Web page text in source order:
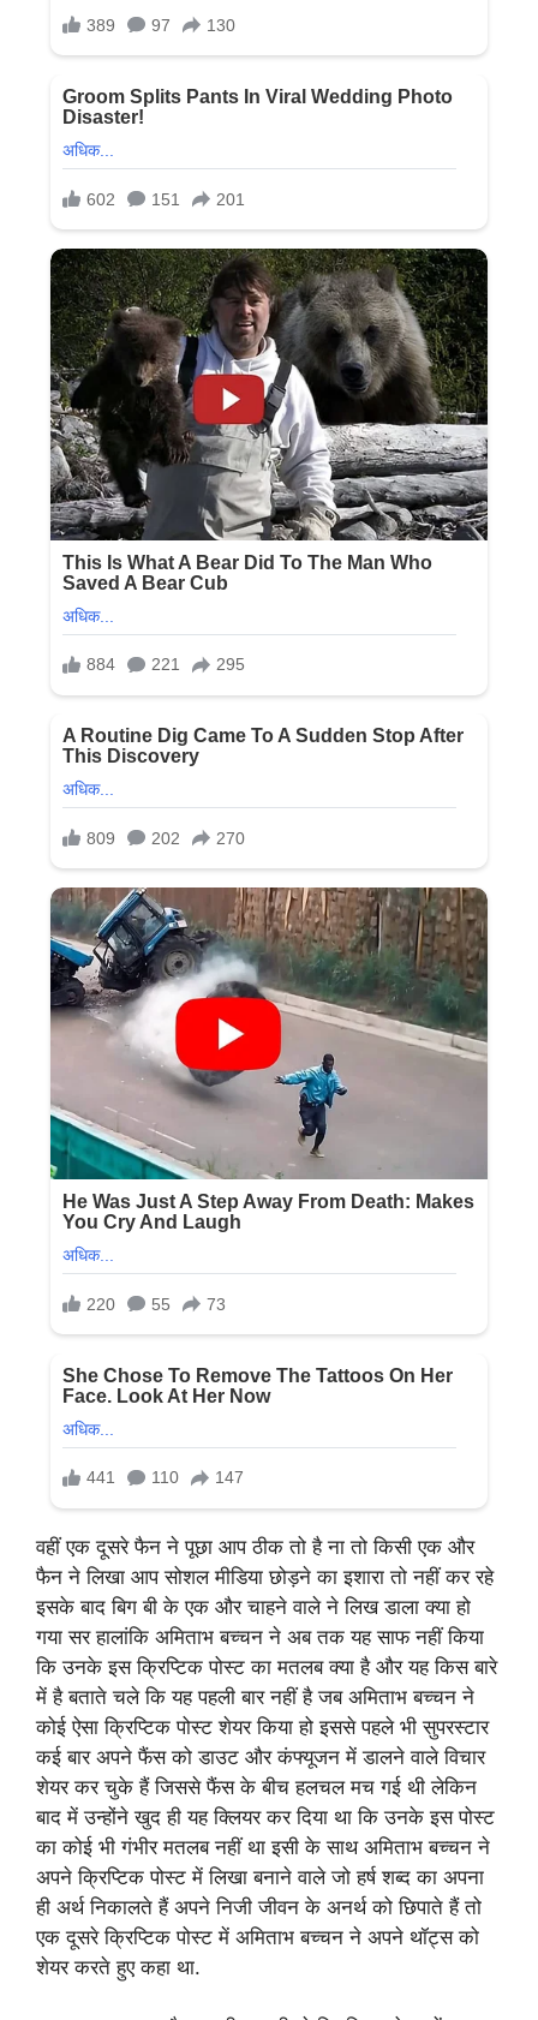
वहीं एक दूसरे फैन ने पूछा आप ठीक तो है ना तो किसी एक और
फैन ने लिखा आप सोशल मीडिया छोड़ने का इशारा तो नहीं कर रहे
इसके बाद बिग बी के एक और चाहने वाले ने लिख डाला क्या हो
गया सर हालांकि अमिताभ बच्चन ने अब तक यह साफ नहीं किया
कि उनके इस क्रिप्टिक पोस्ट का मतलब क्या है और यह किस बारे
में है बताते चले कि यह पहली बार नहीं है जब अमिताभ बच्चन ने
कोई ऐसा क्रिप्टिक पोस्ट शेयर किया हो इससे पहले भी सुपरस्टार
कई बार अपने फैंस को डाउट और कंफ्यूजन में डालने वाले विचार
शेयर कर चुके हैं जिससे फैंस के बीच हलचल मच गई थी लेकिन
बाद में उन्होंने खुद ही यह क्लियर कर दिया था कि उनके इस पोस्ट
का कोई भी गंभीर मतलब नहीं था इसी के साथ अमिताभ बच्चन ने
अपने क्रिप्टिक पोस्ट में लिखा बनाने वाले जो हर्ष शब्द का अपना
ही अर्थ निकालते हैं अपने निजी जीवन के अनर्थ को छिपाते हैं तो
एक दूसरे क्रिप्टिक पोस्ट में अमिताभ बच्चन ने अपने थॉट्स को
शेयर करते हुए कहा था.